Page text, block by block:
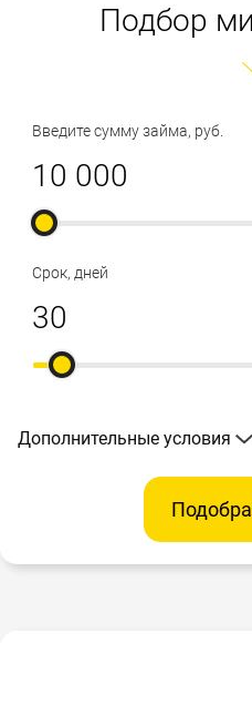
Подбор
Введите сумму займа, руб.
Срок, дней
Дополнительные условия